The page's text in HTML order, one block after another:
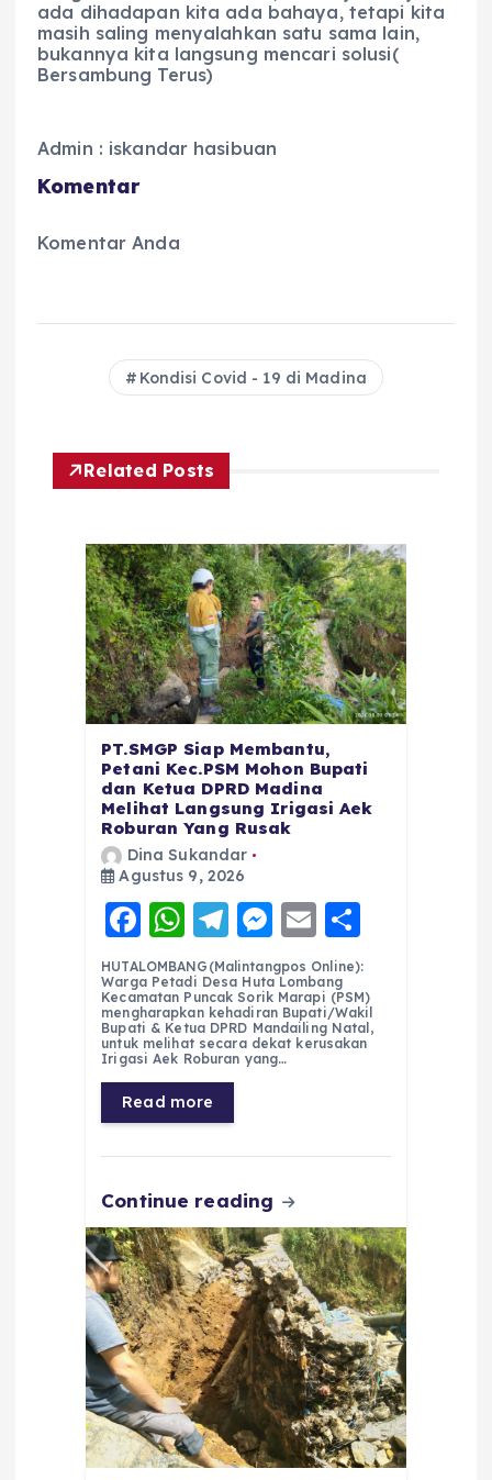
ada dihadapan kita ada bahaya, tetapi kita
masih saling menyalahkan satu sama lain,
bukannya kita langsung mencari solusi(
Bersambung Terus)
Admin : iskandar hasibuan
Komentar
Komentar Anda
Kondisi Covid - 19 di Madina
Related Posts
PT.SMGP Siap Membantu,
Petani Kec.PSM Mohon Bupati
dan Ketua DPRD Madina
Melihat Langsung Irigasi Aek
Roburan Yang Rusak
Dina Sukandar
Agustus 9, 2026
F
a
c
e
b
o
o
k
W
h
a
ts
A
p
p
T
el
e
g
r
a
m
M
e
ss
e
n
E
m
ai
l
h
a
re
HUTALOMBANG(Malintangpos Online):
Warga Petadi Desa Huta Lombang
Kecamatan Puncak Sorik Marapi (PSM)
mengharapkan kehadiran Bupati/Wakil
Bupati & Ketua DPRD Mandailing Natal,
untuk melihat secara dekat kerusakan
Irigasi Aek Roburan yang…
Read more
Continue reading